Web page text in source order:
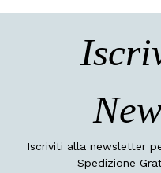
Iscriviti alla newsletter
Spedizione